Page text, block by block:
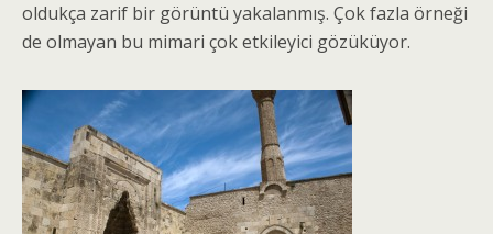
oldukça zarif bir görüntü yakalanmış. Çok fazla örneği
de olmayan bu mimari çok etkileyici gözüküyor.